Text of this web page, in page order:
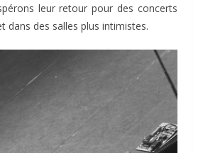
leur retour pour des concerts
dans des salles plus intimistes.